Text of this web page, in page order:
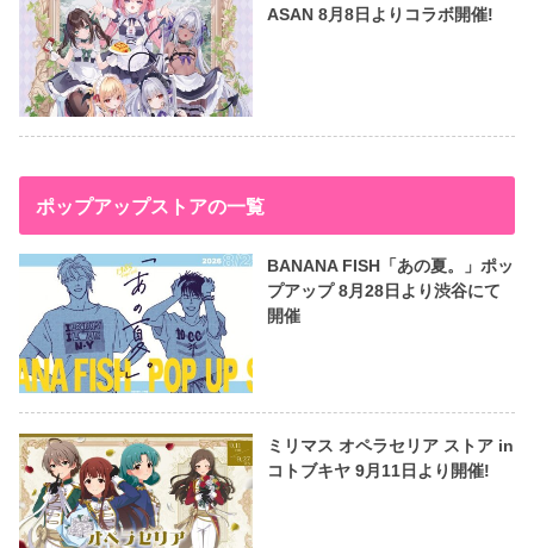
ASAN 8月8日よりコラボ開催!
ポップアップストアの一覧
BANANA FISH「あの夏。」ポッ
プアップ 8月28日より渋谷にて
開催
ミリマス オペラセリア ストア in
コトブキヤ 9月11日より開催!